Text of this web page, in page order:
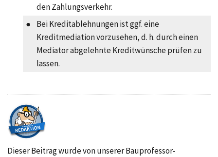
den Zahlungsverkehr.
●
Bei Kreditablehnungen ist ggf. eine
Kreditmediationvorzusehen, d. h. durch einen
Mediator abgelehnte Kreditwünsche prüfen zu
lassen.
Dieser Beitrag wurde von unserer Bauprofessor-